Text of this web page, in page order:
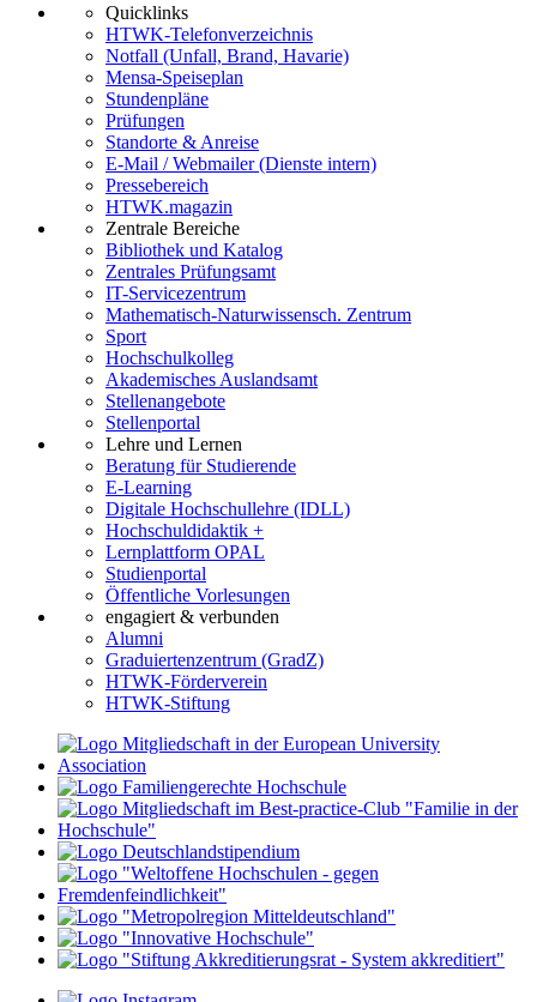
Quicklinks
HTWK-Telefonverzeichnis
Notfall (Unfall, Brand, Havarie)
Mensa-Speiseplan
Stundenpläne
Prüfungen
Standorte & Anreise
E-Mail / Webmailer (Dienste intern)
Pressebereich
HTWK.magazin
Zentrale Bereiche
Bibliothek und Katalog
Zentrales Prüfungsamt
IT-Servicezentrum
Mathematisch-Naturwissensch. Zentrum
Sport
Hochschulkolleg
Akademisches Auslandsamt
Stellenangebote
Stellenportal
Lehre und Lernen
Beratung für Studierende
E-Learning
Digitale Hochschullehre (IDLL)
Hochschuldidaktik +
Lernplattform OPAL
Studienportal
Öffentliche Vorlesungen
engagiert & verbunden
Alumni
Graduiertenzentrum (GradZ)
HTWK-Förderverein
HTWK-Stiftung